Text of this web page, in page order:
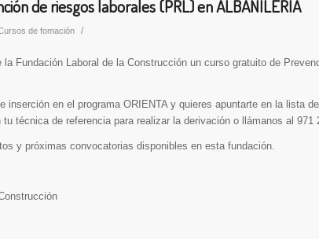
de riesgos laborales (PRL) en ALBAÑILERÍA
de fomación /
Fundación Laboral de la Construcción un curso gratuito de
inserción en el programa ORIENTA y quieres apuntarte en la lista
técnica de referencia para realizar la derivación o llámanos al 971
y próximas convocatorias disponibles en esta fundación.